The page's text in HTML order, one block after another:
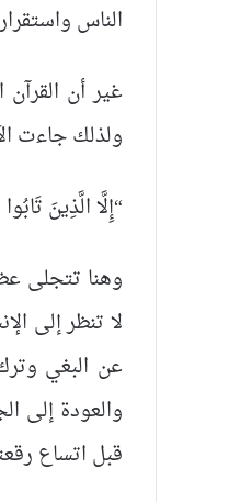
الناس
غير أن
ولذلك جاءت
“إِلَّا الَّذِينَ
وهنا تتجلى
لا تنظر إلى
عن البغي
والعودة إلى
قبل اتساع